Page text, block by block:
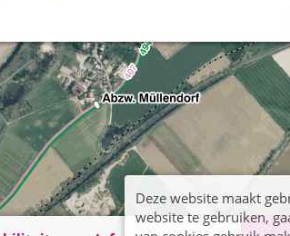
Deze website maakt
website te gebruiken,